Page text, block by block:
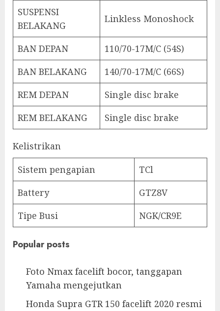
SUSPENSI
BELAKANG
Linkless Monoshock
BAN DEPAN
110/70-17M/C (54S)
BAN BELAKANG
140/70-17M/C (66S)
REM DEPAN
Single disc brake
REM BELAKANG
Single disc brake
Kelistrikan
Sistem pengapian
TCl
Battery
GTZ8V
Tipe Busi
NGK/CR9E
Popular posts
Foto Nmax facelift bocor, tanggapan
Yamaha mengejutkan
Honda Supra GTR 150 facelift 2020 resmi